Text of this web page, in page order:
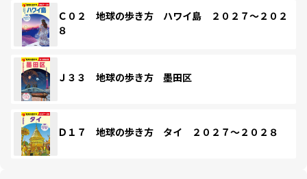
Ｃ０２ 地球の歩き方 ハワイ島 ２０２７～２０２
８
Ｊ３３ 地球の歩き方 墨田区
Ｄ１７ 地球の歩き方 タイ ２０２７～２０２８